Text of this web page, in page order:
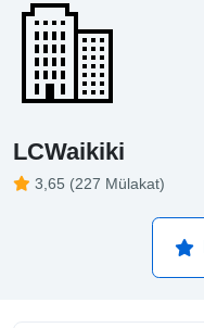
LCWaikiki
3,65 (227 Mülakat)